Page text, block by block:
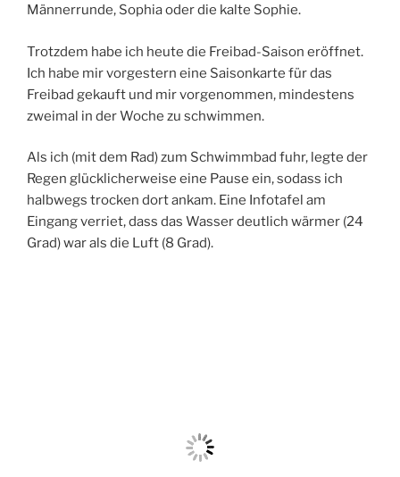
Männerrunde, Sophia oder die kalte Sophie.
Trotzdem habe ich heute die Freibad-Saison eröffnet.
Ich habe mir vorgestern eine Saisonkarte für das
Freibad gekauft und mir vorgenommen, mindestens
zweimal in der Woche zu schwimmen.
Als ich (mit dem Rad) zum Schwimmbad fuhr, legte der
Regen glücklicherweise eine Pause ein, sodass ich
halbwegs trocken dort ankam. Eine Infotafel am
Eingang verriet, dass das Wasser deutlich wärmer (24
Grad) war als die Luft (8 Grad).